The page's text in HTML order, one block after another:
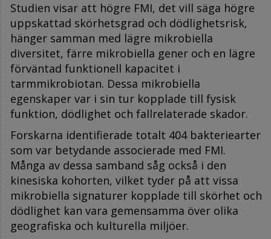
Studien visar att högre FMI, det vill säga högre
uppskattad skörhetsgrad och dödlighetsrisk,
hänger samman med lägre mikrobiella
diversitet, färre mikrobiella gener och en lägre
förväntad funktionell kapacitet i
tarmmikrobiotan. Dessa mikrobiella
egenskaper var i sin tur kopplade till fysisk
funktion, dödlighet och fallrelaterade skador.
Forskarna identifierade totalt 404 bakteriearter
som var betydande associerade med FMI.
Många av dessa samband såg också i den
kinesiska kohorten, vilket tyder på att vissa
mikrobiella signaturer kopplade till skörhet och
dödlighet kan vara gemensamma över olika
geografiska och kulturella miljöer.